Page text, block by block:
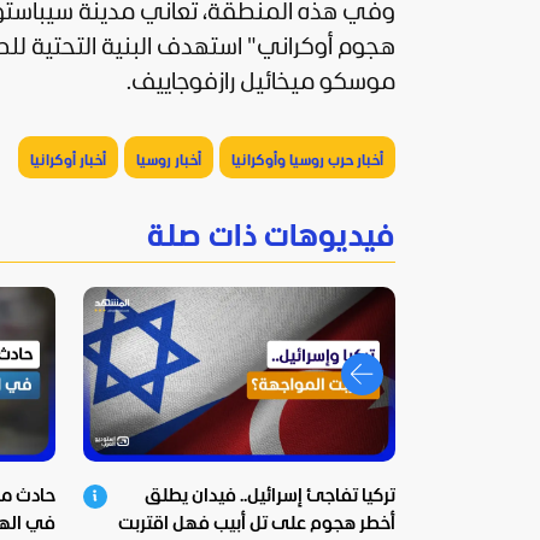
وفي هذه المنطقة، تعاني مدينة
هجوم أوكراني" استهدف البنية
موسكو ميخائيل رازفوجاييف.
أخبار حرب روسيا وأوكرانيا أخبار روسيا أخبار أوكرانيا
فيديوهات ذات صلة
تركيا تفاجئ إسرائيل.. فيدان يطلق
أخطر هجوم على تل أبيب فهل اقتربت
حادث
في